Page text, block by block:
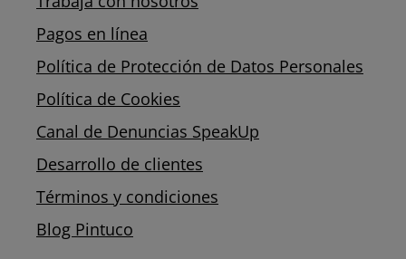
Pagos en línea
Política de Protección de Datos Personales
Política de Cookies
Canal de Denuncias SpeakUp
Desarrollo de clientes
Términos y condiciones
Blog Pintuco